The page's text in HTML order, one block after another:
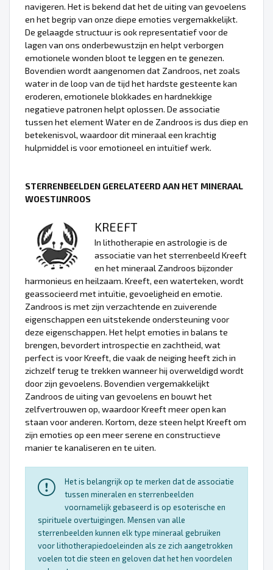
navigeren. Het is bekend dat het de uiting van gevoelens
en het begrip van onze diepe emoties vergemakkelijkt.
De gelaagde structuur is ook representatief voor de
lagen van ons onderbewustzijn en helpt verborgen
emotionele wonden bloot te leggen en te genezen.
Bovendien wordt aangenomen dat Zandroos, net zoals
water in de loop van de tijd het hardste gesteente kan
eroderen, emotionele blokkades en hardnekkige
negatieve patronen helpt oplossen. De associatie
tussen het element Water en de Zandroos is dus diep en
betekenisvol, waardoor dit mineraal een krachtig
hulpmiddel is voor emotioneel en intuïtief werk.
STERRENBEELDEN GERELATEERD AAN HET MINERAAL
WOESTIJNROOS
KREEFT
In lithotherapie en astrologie is de
associatie van het sterrenbeeld Kreeft
en het mineraal Zandroos bijzonder
harmonieus en heilzaam. Kreeft, een waterteken, wordt
geassocieerd met intuïtie, gevoeligheid en emotie.
Zandroos is met zijn verzachtende en zuiverende
eigenschappen een uitstekende ondersteuning voor
deze eigenschappen. Het helpt emoties in balans te
brengen, bevordert introspectie en zachtheid, wat
perfect is voor Kreeft, die vaak de neiging heeft zich in
zichzelf terug te trekken wanneer hij overweldigd wordt
door zijn gevoelens. Bovendien vergemakkelijkt
Zandroos de uiting van gevoelens en bouwt het
zelfvertrouwen op, waardoor Kreeft meer open kan
staan voor anderen. Kortom, deze steen helpt Kreeft om
zijn emoties op een meer serene en constructieve
manier te kanaliseren en te uiten.
Het is belangrijk op te merken dat de associatie
tussen mineralen en sterrenbeelden
voornamelijk gebaseerd is op esoterische en
spirituele overtuigingen. Mensen van alle
sterrenbeelden kunnen elk type mineraal gebruiken
voor lithotherapiedoeleinden als ze zich aangetrokken
voelen tot die steen en geloven dat het hen voordelen